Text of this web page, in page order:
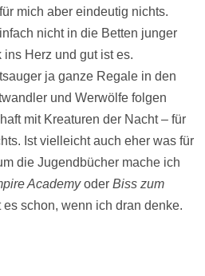
mich aber eindeutig nichts.
nicht in die Betten junger
Herz und gut ist es.
ja ganze Regale in den
und Werwölfe folgen
mit Kreaturen der Nacht – für
Ist vielleicht auch eher was für
die Jugendbücher mache ich
Academyoder Biss zum
es schon, wenn ich dran denke.